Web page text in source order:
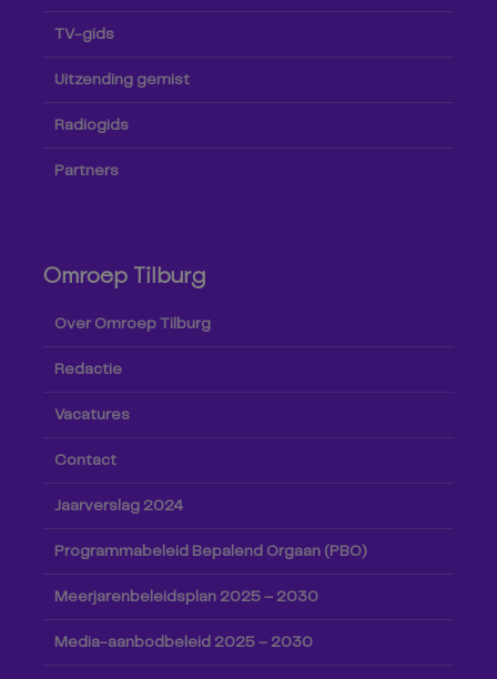
TV-gids
Uitzending gemist
Radiogids
Partners
Omroep Tilburg
Over Omroep Tilburg
Redactie
Vacatures
Contact
Jaarverslag 2024
Programmabeleid Bepalend Orgaan (PBO)
Meerjarenbeleidsplan 2025 – 2030
Media-aanbodbeleid 2025 – 2030